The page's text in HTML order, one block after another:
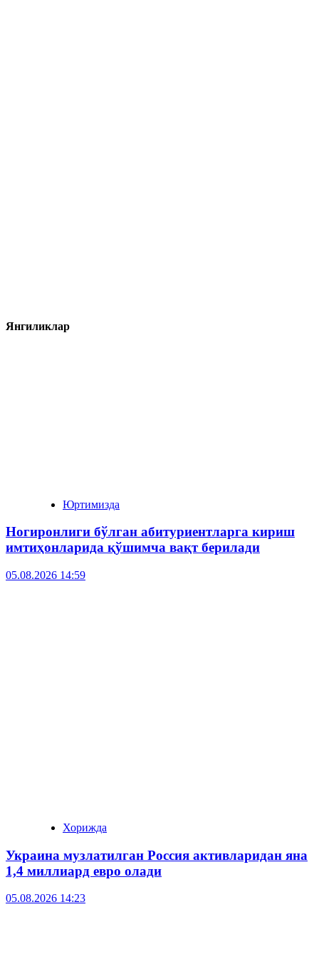
Янгиликлар
Юртимизда
Ногиронлиги бўлган абитуриентларга кириш
имтиҳонларида қўшимча вақт берилади
05.08.2026 14:59
Хорижда
Украина музлатилган Россия активларидан яна
1,4 миллиард евро олади
05.08.2026 14:23